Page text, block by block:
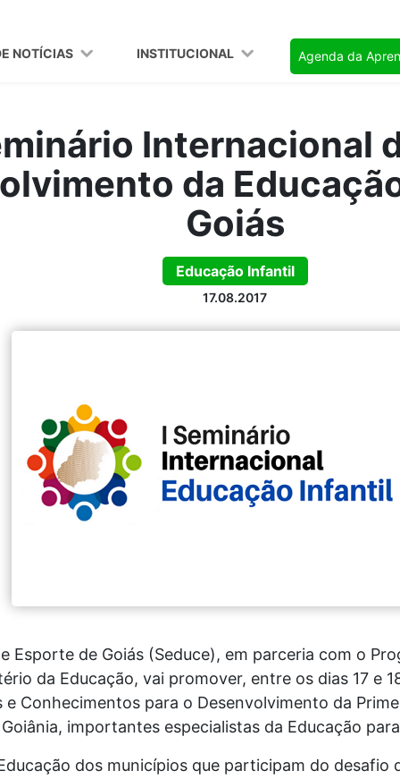
NOTÍCIAS INSTITUCIONAL Agenda da
Internacional
da
Goiás
Educação Infantil
17.08.2017
Esporte de Goiás (Seduce), em parceria com o
da Educação, vai promover, entre os dias 17 e
Conhecimentos para o Desenvolvimento da
importantes especialistas da Educação
dos municípios que participam do desafio